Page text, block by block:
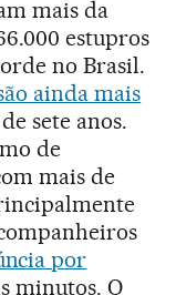
mais da
estupros
no Brasil.
ainda mais
sete anos.
de
mais de
por
minutos. O